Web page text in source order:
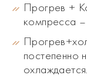
Прогрев +
компресса
постепенно
охлаждается.